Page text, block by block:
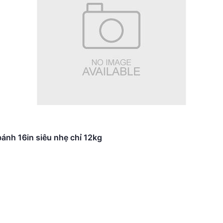
nhanh hay sở hữu những công nghệ hào nhoáng.
DAHON hiểu rằng thứ người dùng cần không phải là
đạp thực thụ.
16in siêu nhẹ chỉ 12kg